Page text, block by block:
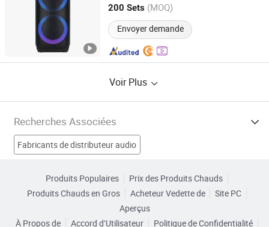
200 Sets (MOQ)
Envoyer demande
Guangdong, China Depuis 2014
Voir Plus
Recherches Associées
Fabricants de distributeur audio
Fabricants de Accessoires audio
Produits Populaires
Prix des Produits Chauds
Produits Chauds en Gros
Acheteur Vedette de
Site PC
Aperçus
À Propos de
Accord d’Utilisateur Politique de Confidentialité